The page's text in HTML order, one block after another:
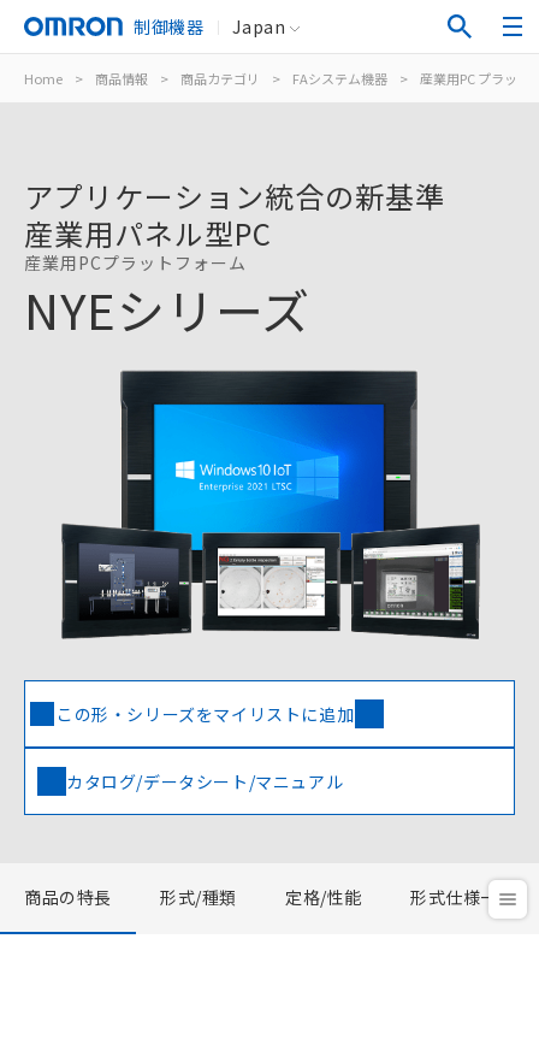
制御機器 Japan
Home > 商品情報 > 商品カテゴリ > FAシステム機器 > 産業用PC プラット
アプリケーション統合の新基準
産業用パネル型PC
産業用PCプラットフォーム
NYEシリーズ
この形・シリーズをマイリストに追加
カタログ/データシート/マニュアル
商品の特長 形式/種類 定格/性能 形式仕様一覧